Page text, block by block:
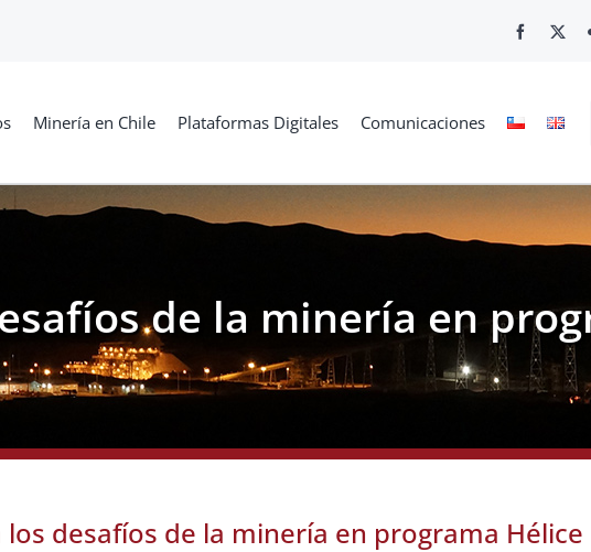
Minería en Chile Plataformas Digitales Comunicaciones
de la minería en
los desafíos de la minería en programa Hélice